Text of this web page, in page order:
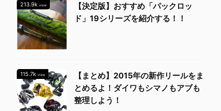
213.9k view
【決定版】おすすめ「パックロッ
ド」19シリーズを紹介する！！
115.7k view
【まとめ】2015年の新作リールをま
とめるよ！ダイワもシマノもアブも
整理しよう！